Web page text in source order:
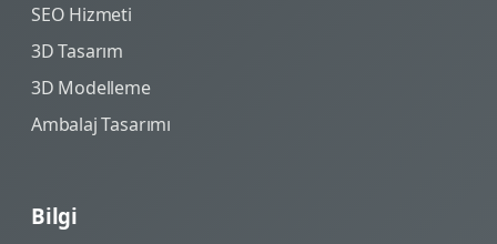
SEO Hizmeti
3D Tasarım
3D Modelleme
Ambalaj Tasarımı
Bilgi